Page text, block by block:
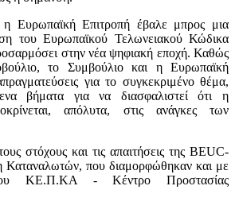
Ευρωπαϊκή Επιτροπή έβαλε μπρος μια
του Ευρωπαϊκού Τελωνειακού Κώδικα
στην νέα ψηφιακή εποχή. Καθώς
το Συμβούλιο και η Ευρωπαϊκή
για το συγκεκριμένο θέμα,
βήματα για να διασφαλιστεί ότι η
απόλυτα, στις ανάγκες των
στόχους και τις απαιτήσεις της BEUC-
που διαμορφώθηκαν και με
ΚΕ.Π.ΚΑ - Κέντρο Προστασίας